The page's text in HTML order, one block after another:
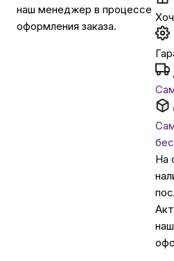
Умный дом и
Сервисный
наш менеджер в процессе
оформления заказа.
На